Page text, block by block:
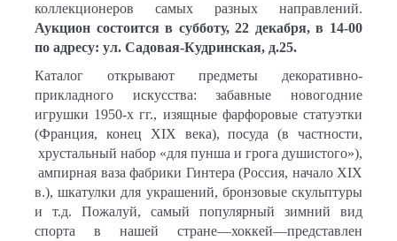
коллекционеров самых разных направлений.
Аукцион состоится в субботу, 22 декабря, в 14-00
по адресу: ул. Садовая-Кудринская, д.25.
Каталог открывают предметы декоративно-
прикладного искусства: забавные новогодние
игрушки 1950-х гг., изящные фарфоровые статуэтки
(Франция, конец XIX века), посуда (в частности,
хрустальный набор «для пунша и грога душистого»),
ампирная ваза фабрики Гинтера (Россия, начало XIX
в.), шкатулки для украшений, бронзовые скульптуры
и т.д. Пожалуй, самый популярный зимний вид
спорта в нашей стране—хоккей—представлен